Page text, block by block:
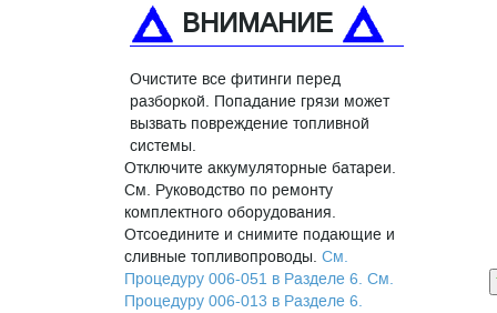
ВНИМАНИЕ
Очистите все фитинги перед
разборкой. Попадание грязи может
вызвать повреждение топливной
системы.
Отключите аккумуляторные батареи.
См. Руководство по ремонту
комплектного оборудования.
Отсоедините и снимите подающие и
сливные топливопроводы.См.
Процедуру 006-051 в Разделе 6. См.
Процедуру 006-013 в Разделе 6.